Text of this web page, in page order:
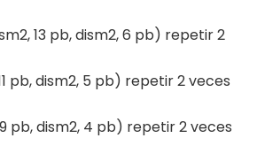
13 pb, dism2, 6 pb) repetir 2
pb, dism2, 5 pb) repetir 2 veces
pb, dism2, 4 pb) repetir 2 veces